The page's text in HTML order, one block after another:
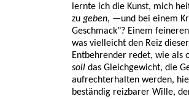
lernte ich die Kunst, mich
zu geben, —und bei einem
Geschmack"? Einem
was vielleicht den Reiz
Entbehrender redet, wie als
solldas Gleichgewicht, die
aufrechterhalten werden,
beständig reizbarer Wille,